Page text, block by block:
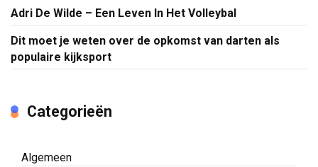
Adri De Wilde – Een Leven In Het Volleybal
Dit moet je weten over de opkomst van darten als
populaire kijksport
Categorieën
Algemeen